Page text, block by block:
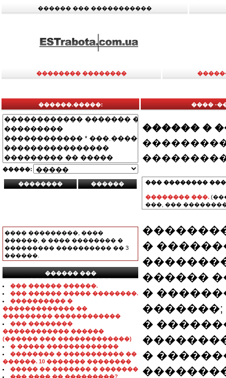
������ ��� �����������
�������� ��������
������.�����:
�����:
���� ���������, ����
������, � ���� �������� �
��������� ���������� �� 3
������.
������ ���
���������������
��� ������ ������.
��� ������ ����� ��������.
���������� �
������������� ��
��������� ������������
��� ��������
������������ ������
(������ ��� �������������)
� ����� �������������
�������� � ����������� ��
������. 10 ������� ��������
����� �� ������� � �������
��� ���� �� ���������?
���� -
������ �
��� ��������
�������� ���.
���, ���
�
������
�
�������;
�
�